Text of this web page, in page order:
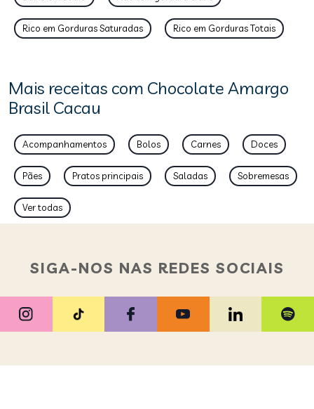
Rico em Gorduras Saturadas Rico em Gorduras Totais
Mais receitas com Chocolate Amargo
Brasil Cacau
Acompanhamentos Bolos Carnes Doces
Pães Pratos principais Saladas Sobremesas
Ver todas
SIGA-NOS NAS REDES SOCIAIS